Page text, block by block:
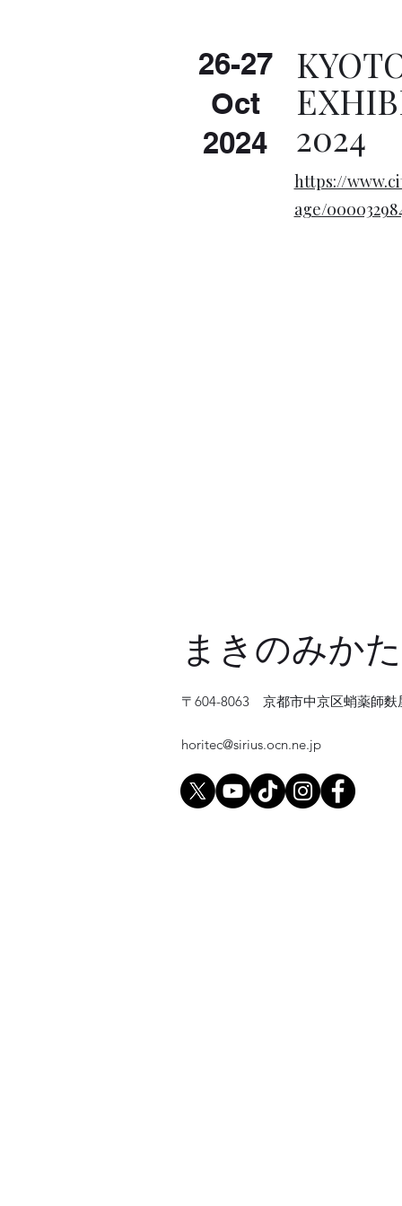
26-27
Oct
2024
2024
https://
age/
まきのみかた
〒604-8063 京都市中京区蛸薬師麩
horitec@sirius.ocn.ne.jp